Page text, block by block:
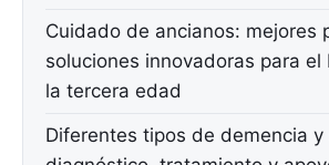
Cuidado de ancianos: mejores
soluciones innovadoras para
la tercera edad
Diferentes tipos de demencia y